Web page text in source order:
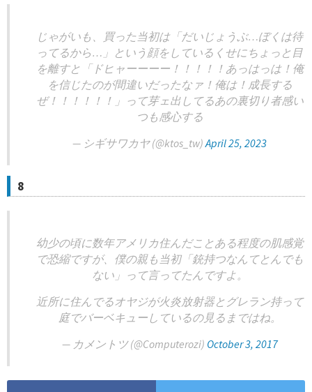
じゃがいも、買った当初は「だいじょうぶ…ぼくは待
ってるから…」という顔をしているくせにちょっと目
を離すと「ドヒャーーーー！！！！！あっはっは！俺
を信じたのが間違いだったなァ！俺は！成長する
ぜ！！！！！！」って芽ェ出してるあの裏切り者感い
つも感心する
— シギサワカヤ (@ktos_tw)April 25, 2023
8
幼少の頃に数年アメリカ住んだことある程度の肌感覚
で恐縮ですが、僕の親も当初「銃持つなんてとんでも
ない」って言ってたんですよ。
近所に住んでるオヤジが火炎放射器とグレラン持って
庭でバーベキューしているの見るまではね。
— カメントツ (@Computerozi) October 3, 2017